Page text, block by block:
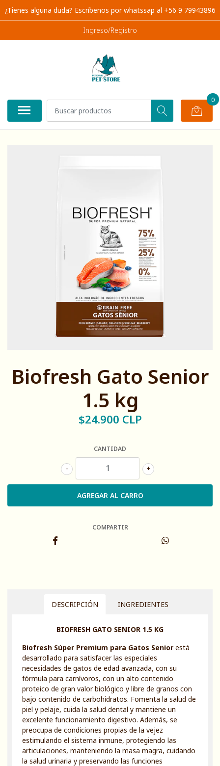
¿Tienes alguna duda? Escríbenos por whatssap al +56 9 79943896
Ingreso/Registro
0
Biofresh Gato Senior
1.5 kg
$24.900 CLP
CANTIDAD
+
-
COMPARTIR
DESCRIPCIÓN INGREDIENTES
BIOFRESH GATO SENIOR 1.5 KG
Biofresh Súper Premium para Gatos Senior está
desarrollado para satisfacer las especiales
necesidades de gatos de edad avanzada, con su
fórmula para carnívoros, con un alto contenido
proteico de gran valor biológico y libre de granos con
bajo contenido de carbohidratos. Fomenta la salud de
piel y pelaje, cuida la salud dental y mantiene un
excelente funcionamiento digestivo. Además, se
preocupa de condiciones propias de la vejez
estimulando el sistema inmune, protegiendo las
articulaciones, manteniendo la masa magra, cuidando
la salud urinaria y preservando las funciones